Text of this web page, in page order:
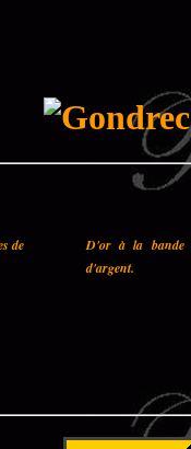
de
D'or à la bande
d'argent.